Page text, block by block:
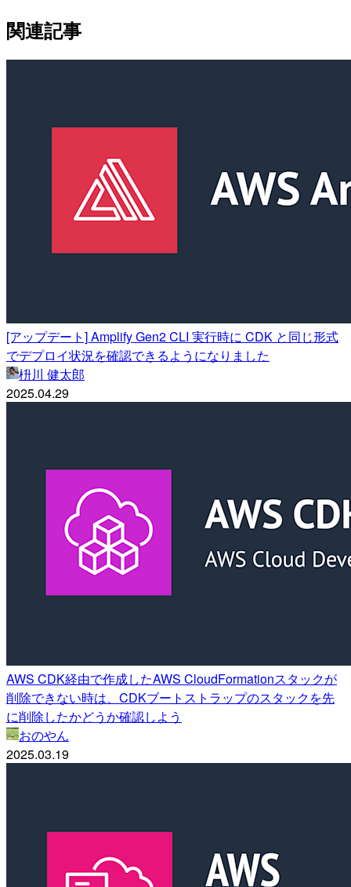
関連記事
[アップデート] Amplify Gen2 CLI 実行時に CDK と同じ形式
でデプロイ状況を確認できるようになりました
枡川 健太郎
2025.04.29
AWS CDK経由で作成したAWS CloudFormationスタックが
削除できない時は、CDKブートストラップのスタックを先
に削除したかどうか確認しよう
おのやん
2025.03.19